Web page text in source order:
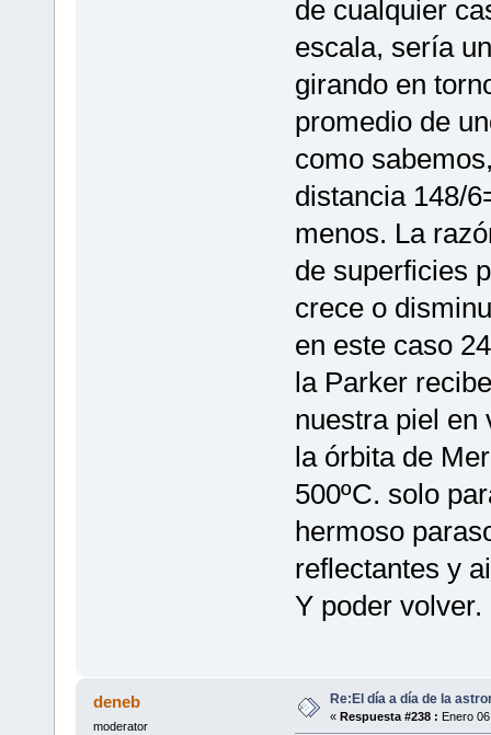
de cualquier
escala, sería
girando en
promedio de
como
distancia 148/
menos. La
de superficies
crece o
en este caso
la Parker
nuestra piel en
la órbita de
500ºC. solo
hermoso
reflectantes y
Y poder volver.
deneb
moderator
Re:El día a día de la
« Respuesta #238 : Enero